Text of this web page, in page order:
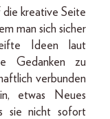
die kreative Seite
man sich sicher
Ideen laut
Gedanken zu
verbunden
etwas Neues
sie nicht sofort